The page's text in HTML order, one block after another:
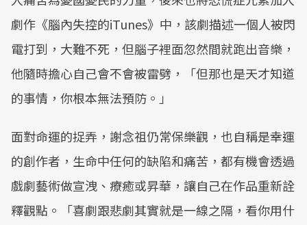
劇作《腦內失控的iTunes》中，該劇描述一個人被閃
電打到，大難不死，但腦子裡面忽然間就跑出音樂，
他隨時擔心自己會不會被雷劈，「但那也是天才知道
的事情，你根本無法預防。」
面對命運的捉弄，謝念祖仍常保樂觀，也自稱是幸運
的創作者，生命中任何的缺陷和痛苦，都有機會透過
戲劇藝術做宣洩、療癒或昇華，讓自己在作品重新詮
釋觀點。「喜劇跟悲劇其實就是一線之隔，看你用什